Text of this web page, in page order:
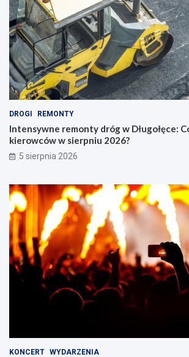
DROGI REMONTY
Intensywne remonty dróg w Długołęce:
kierowców w sierpniu 2026?
5 sierpnia 2026
KONCERT WYDARZENIA